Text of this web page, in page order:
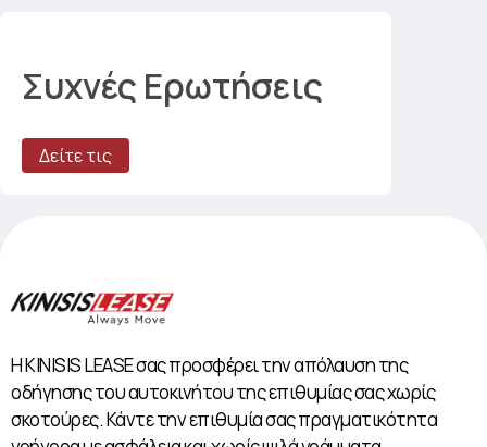
Συχνές Ερωτήσεις
Δείτε τις
Η KINISIS LEASE σας προσφέρει την απόλαυση της
οδήγησης του αυτοκινήτου της επιθυμίας σας χωρίς
σκοτούρες. Κάντε την επιθυμία σας πραγματικότητα